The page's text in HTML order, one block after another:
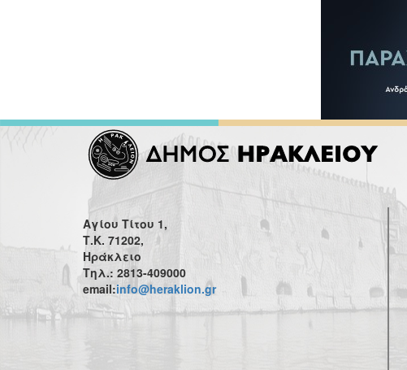
Αγίου Τίτου 1,
Τ.Κ. 71202,
Ηράκλειο
Τηλ.: 2813-409000
email:info@heraklion.gr